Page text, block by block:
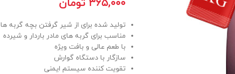
۳۶۵,۰۰۰ تومان
تولید شده برای از شیر گرفتن بچه گربه ها
مناسب برای گربه های مادر باردار و شیرده
با طعم عالی و بافت ویژه
سازگار با دستگاه گوارش
تقویت کننده سیستم ایمنی